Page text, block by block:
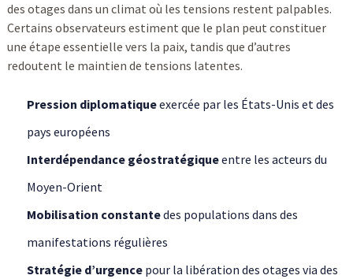
des otages dans un climat où les tensions restent palpables.
Certains observateurs estiment que le plan peut constituer
une étape essentielle vers la paix, tandis que d’autres
redoutent le maintien de tensions latentes.
Pression diplomatiqueexercée par les États-Unis et des
pays européens
Interdépendance géostratégiqueentre les acteurs du
Moyen-Orient
Mobilisation constantedes populations dans des
manifestations régulières
Stratégie d’urgencepour la libération des otages via des